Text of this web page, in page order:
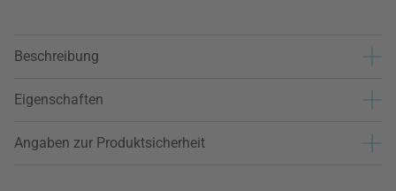
Beschreibung
Eigenschaften
Angaben zur Produktsicherheit